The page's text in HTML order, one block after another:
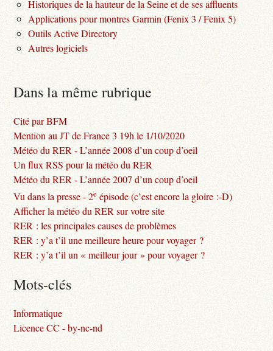
Historiques de la hauteur de la Seine et de ses affluents
Applications pour montres Garmin (Fenix 3 / Fenix 5)
Outils Active Directory
Autres logiciels
Dans la même rubrique
Cité par BFM
Mention au JT de France 3 19h le 1/10/2020
Météo du RER - L’année 2008 d’un coup d’oeil
Un flux RSS pour la météo du RER
Météo du RER - L’année 2007 d’un coup d’oeil
Vu dans la presse - 2e épisode (c’est encore la gloire :-D)
Afficher la météo du RER sur votre site
RER : les principales causes de problèmes
RER : y’a t’il une meilleure heure pour voyager ?
RER : y’a t’il un « meilleur jour » pour voyager ?
Mots-clés
Informatique
Licence CC - by-nc-nd